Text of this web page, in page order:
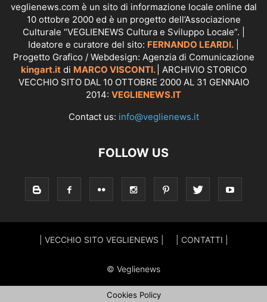
veglienews.com è un sito di informazione locale online dal
10 ottobre 2000 ed è un progetto dell’Associazione
Culturale “VEGLIENEWS Cultura e Sviluppo Locale”. |
Ideatore e curatore del sito: FERNANDO LEARDI.
Progetto Grafico / Webdesign: Agenzia di Comunicazione
kingart.itdi MARCO VISCONTI. | ARCHIVIO STORICO
VECCHIO SITO DAL 10 OTTOBRE 2000 AL 31 GENNAIO
2014: VEGLIENEWS.IT
Contact us: info@veglienews.it
FOLLOW US
| VECCHIO SITO VEGLIENEWS | | CONTATTI |
© Veglienews
Cookies Policy